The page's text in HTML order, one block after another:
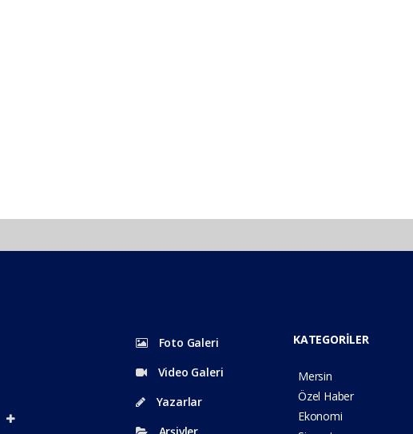
Foto Galeri
Video Galeri
Yazarlar
KATEGORİLER
Mersin
Özel Haber
Ekonomi